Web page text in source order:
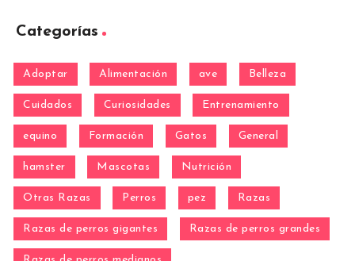
Categorías
Adoptar Alimentación ave Belleza
Cuidados Curiosidades Entrenamiento
equino Formación Gatos General
hamster Mascotas Nutrición
Otras Razas Perros pez Razas
Razas de perros gigantes Razas de perros grandes